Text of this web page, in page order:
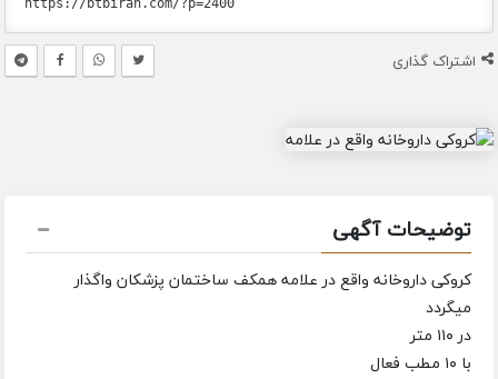
اشتراک گذاری
توضیحات آگهی
کروکی داروخانه واقع در علامه همکف ساختمان پزشکان واگذار
میگردد
در ۱۱۰ متر
با ۱۰ مطب فعال